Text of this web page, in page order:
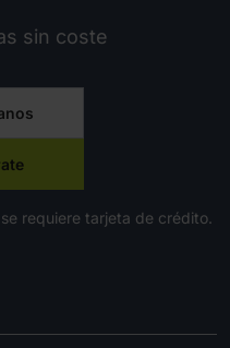
sin coste
requiere tarjeta de crédito.